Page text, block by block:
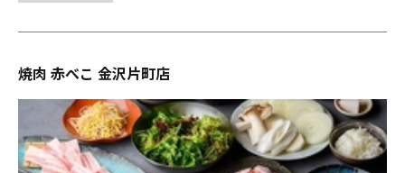
焼肉 赤べこ 金沢片町店